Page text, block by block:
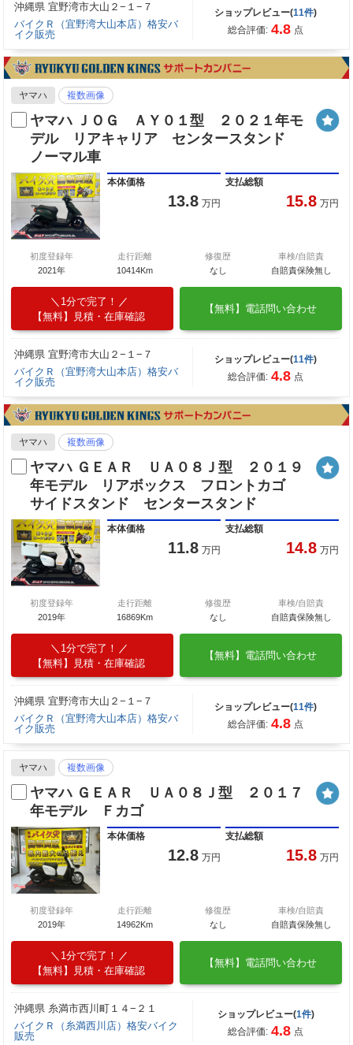
沖縄県 宜野湾市大山２−１−７
バイクＲ（宜野湾大山本店）格安バ
イク販売
ショップレビュー(11件)
総合評価: 4.8 点
ヤマハ 複数画像
ヤマハ ＪＯＧ ＡＹ０１型 ２０２１年モ
デル リアキャリア センタースタンド
ノーマル車
本体価格
13.8 万円
支払総額
15.8 万円
初度登録年
2021年
走行距離
10414Km
修復歴
なし
車検/自賠責
自賠責保険無し
1分で完了！
【無料】見積・在庫確認
【無料】電話問い合わせ
沖縄県 宜野湾市大山２−１−７
バイクＲ（宜野湾大山本店）格安バ
イク販売
ショップレビュー(11件)
総合評価: 4.8 点
ヤマハ 複数画像
ヤマハ ＧＥＡＲ ＵＡ０８Ｊ型 ２０１９
年モデル リアボックス フロントカゴ
サイドスタンド センタースタンド
本体価格
11.8 万円
支払総額
14.8 万円
初度登録年
2019年
走行距離
16869Km
修復歴
なし
車検/自賠責
自賠責保険無し
1分で完了！
【無料】見積・在庫確認
【無料】電話問い合わせ
沖縄県 宜野湾市大山２−１−７
バイクＲ（宜野湾大山本店）格安バ
イク販売
ショップレビュー(11件)
総合評価: 4.8 点
ヤマハ 複数画像
ヤマハ ＧＥＡＲ ＵＡ０８Ｊ型 ２０１７
年モデル Ｆカゴ
本体価格
12.8 万円
支払総額
15.8 万円
初度登録年
2019年
走行距離
14962Km
修復歴
なし
車検/自賠責
自賠責保険無し
1分で完了！
【無料】見積・在庫確認
【無料】電話問い合わせ
沖縄県 糸満市西川町１４−２１
バイクＲ（糸満西川店）格安バイク
販売
ショップレビュー(1件)
総合評価: 4.8 点